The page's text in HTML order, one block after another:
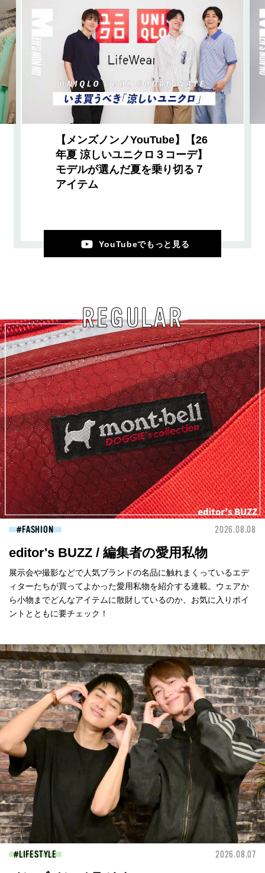
【メンズノンノYouTube】【26
年夏 涼しいユニクロ３コーデ】
モデルが選んだ夏を乗り切る７
アイテム
YouTubeでもっと見る
REGULAR
FASHION 2026.08.08
editor's BUZZ / 編集者の愛用私物
展示会や撮影などで人気ブランドの名品に触れまくっているエデ
ィターたちが買ってよかった愛用私物を紹介する連載。ウェアか
ら小物までどんなアイテムに散財しているのか、お気に入りポイ
ントとともに要チェック！
LIFESTYLE 2026.08.07